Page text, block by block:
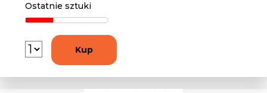
Ostatnie sztuki
Kup